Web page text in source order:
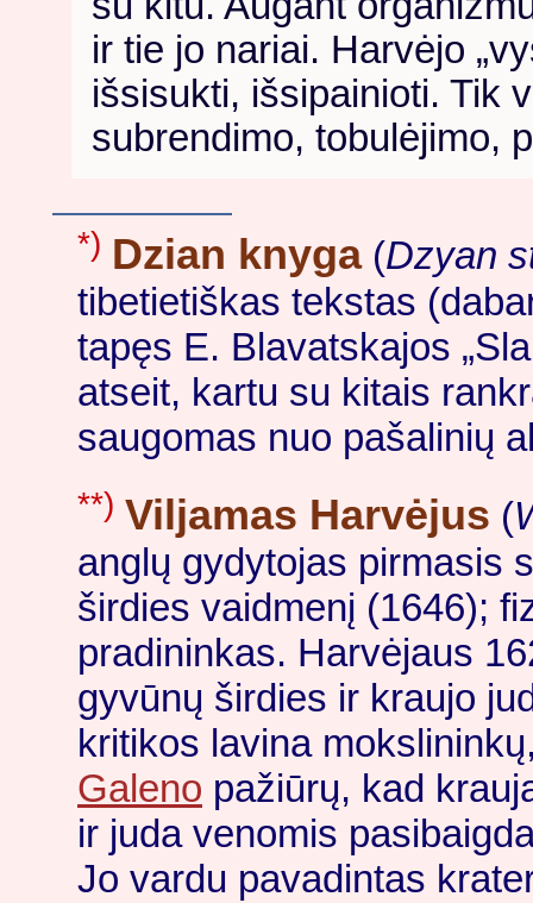
ir tie jo nariai. Harvėjo
išsisukti, išsipainioti. Tik
subrendimo, tobulėjimo,
*) Dzian knyga(Dzyan
tibetietiškas tekstas
tapęs E. Blavatskajos
atseit, kartu su kitais
saugomas nuo pašalinių
**) Viljamas Harvėjus (
anglų gydytojas pirmasis
širdies vaidmenį (1646);
pradininkas. Harvėjaus
gyvūnų širdies ir kraujo
kritikos lavina
Galeno pažiūrų, kad
ir juda venomis
Jo vardu pavadintas